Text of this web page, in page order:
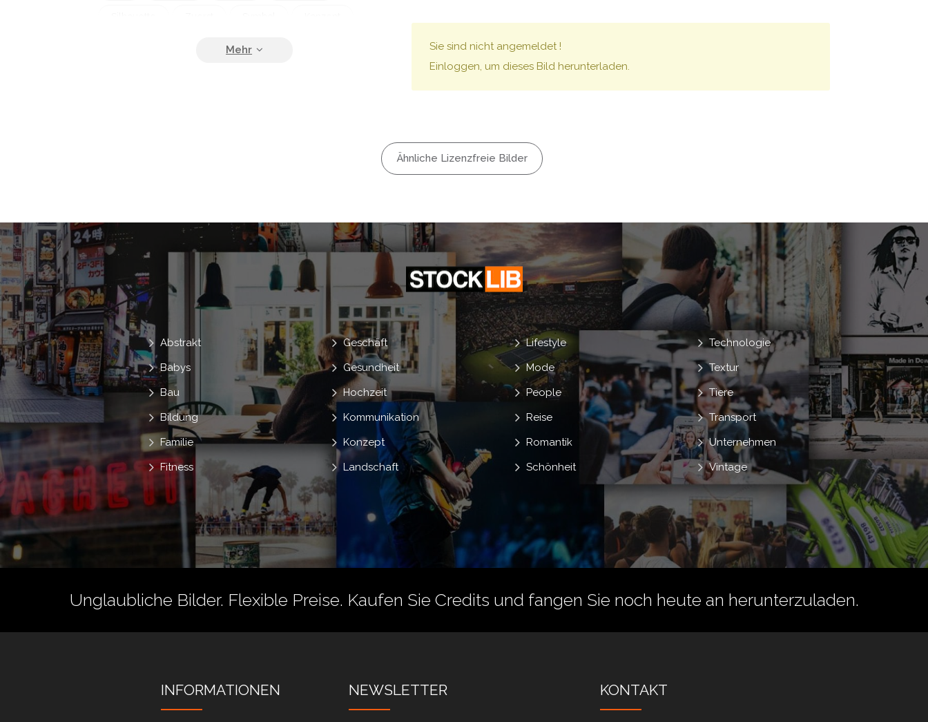
Krankenwagen
Klinik Mikroskop Dna Verband
Rollstuhl
Sie sind nicht angemeldet !
Einloggen, um dieses Bild herunterladen.
Ähnliche Lizenzfreie Bilder
Abstrakt
Babys
Bau
Bildung
Familie
Fitness
Geschäft
Gesundheit
Hochzeit
Kommunikation
Konzept
Landschaft
Lifestyle
Mode
People
Reise
Romantik
Schönheit
Technologie
Textur
Tiere
Transport
Unternehmen
Vintage
Unglaubliche Bilder. Flexible Preise. Kaufen Sie Credits und fangen Sie noch heute an herunterzuladen.
INFORMATIONEN NEWSLETTER KONTAKT